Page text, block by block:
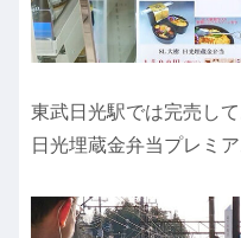
東武日光駅では完売し
日光埋蔵金弁当プレミ